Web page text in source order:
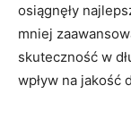
osiągnęły
mniej
skuteczność w
wpływ na jakość